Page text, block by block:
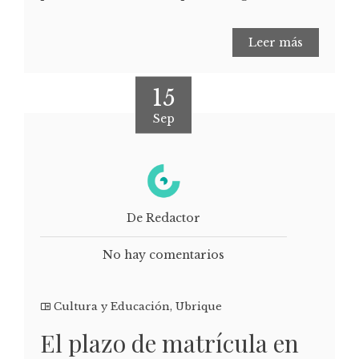
Leer más
15
Sep
De Redactor
No hay comentarios
Cultura y Educación, Ubrique
El plazo de matrícula en